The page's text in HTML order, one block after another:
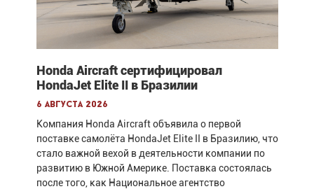
Honda Aircraft сертифицировал
HondaJet Elite II в Бразилии
6 августа 2026
Компания Honda Aircraft объявила о первой
поставке самолёта HondaJet Elite II в Бразилию, что
стало важной вехой в деятельности компании по
развитию в Южной Америке. Поставка состоялась
после того, как Национальное агентство